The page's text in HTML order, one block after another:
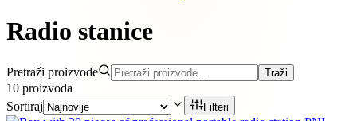
Radio stanice
Pretraži proizvode Traži
10 proizvoda
Sortiraj
Filteri